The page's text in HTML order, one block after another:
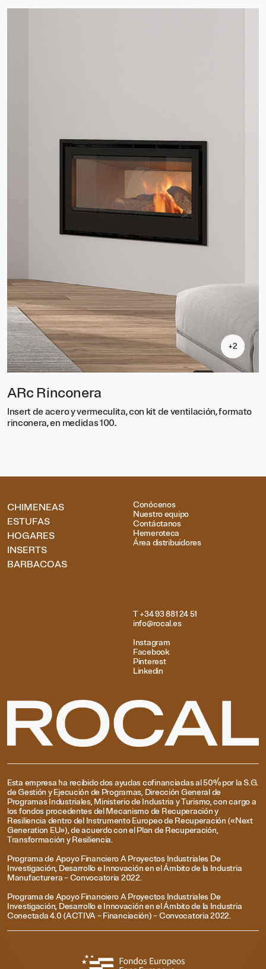
+2
+2
ARc Rinconera
Insert de acero y vermeculita, con kit de ventilación, formato
rinconera, en medidas 100.
CHIMENEAS
ESTUFAS
HOGARES
INSERTS
BARBACOAS
Conócenos
Nuestro equipo
Contáctanos
Hemeroteca
Área distribuidores
T +34 93 881 24 51
info@rocal.es
Instagram
Facebook
Pinterest
Linkedin
Esta empresa ha recibido dos ayudas cofinanciadas al 50% por la S.G.
de Gestión y Ejecución de Programas, Dirección General de
Programas Industriales, Ministerio de Industria y Turismo, con cargo a
los fondos procedentes del Mecanismo de Recuperación y
Resiliencia dentro del Instrumento Europeo de Recuperación («Next
Generation EU»), de acuerdo con el Plan de Recuperación,
Transformación y Resiliencia.
Programa de Apoyo Financiero A Proyectos Industriales De
Investigación, Desarrollo e Innovación en el Ámbito de la Industria
Manufacturera – Convocatoria 2022.
Programa de Apoyo Financiero A Proyectos Industriales De
Investigación, Desarrollo e Innovación en el Ámbito de la Industria
Conectada 4.0 (ACTIVA – Financiación) – Convocatoria 2022.